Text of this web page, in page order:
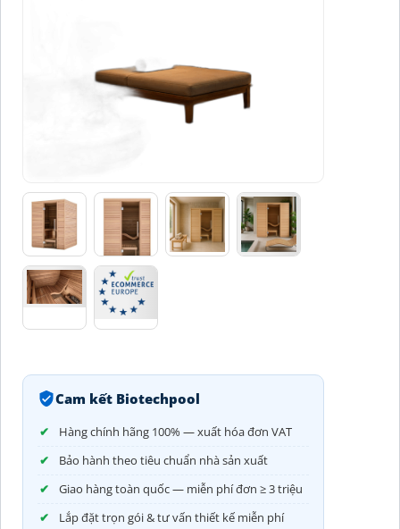
Cam kết Biotechpool
Hàng chính hãng 100% — xuất hóa đơn VAT
Bảo hành theo tiêu chuẩn nhà sản xuất
Giao hàng toàn quốc — miễn phí đơn ≥ 3 triệu
Lắp đặt trọn gói & tư vấn thiết kế miễn phí